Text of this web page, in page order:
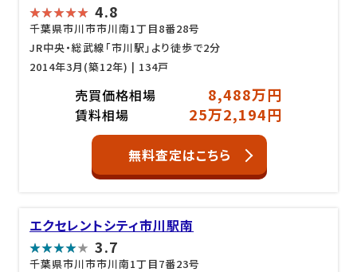
4.8
千葉県市川市市川南1丁目8番28号
JR中央・総武線「市川駅」より徒歩で2分
2014年3月(築12年) | 134戸
売買価格相場 8,488万円
賃料相場 25万2,194円
無料査定はこちら
エクセレントシティ市川駅南
3.7
千葉県市川市市川南1丁目7番23号